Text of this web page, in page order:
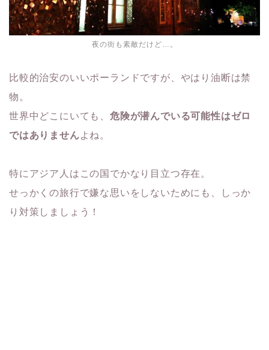
夜の街も素敵だけど…。
比較的治安のいいポーランドですが、やはり油断は禁
物。
世界中どこにいても、 危険が潜んでいる可能性はゼロ
ではありませんよね。
特にアジア人はこの国でかなり目立つ存在。
せっかくの旅行で嫌な思いをしないためにも、しっか
り対策しましょう！